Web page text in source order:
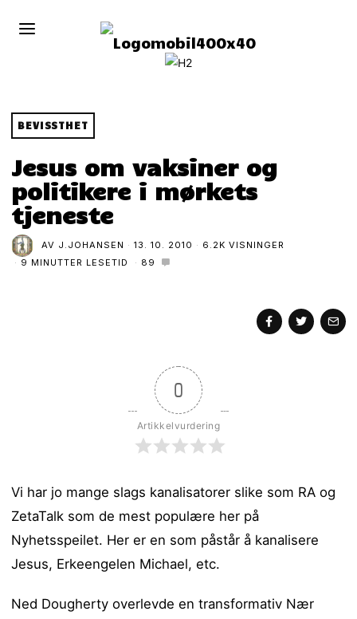
BEVISSTHET
Jesus om vaksiner og
politikere i mørkets
tjeneste
AV J.JOHANSEN 13. 10. 2010
6.2K VISNINGER
9 MINUTTER LESETID
89
0
Artikkelvurdering
Vi har jo mange slags kanalisatorer slike som RA og
ZetaTalk som de mest populære her på
Nyhetsspeilet. Her er en som påstår å kanalisere
Jesus, Erkeengelen Michael, etc.
Ned Dougherty overlevde en transformativ Nær